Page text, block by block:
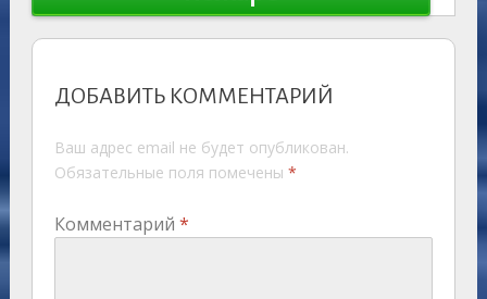
ДОБАВИТЬ КОММЕНТАРИЙ
Ваш адрес email не будет опубликован.
Обязательные поля помечены *
Комментарий *